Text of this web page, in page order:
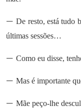
—De resto, está tudo
últimas sessões…
— Como eu disse,
— Mas é importante
— Mãe peço-lhe